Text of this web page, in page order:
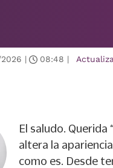
| 08:48 |
El saludo. Querida
altera la
como es. Desde